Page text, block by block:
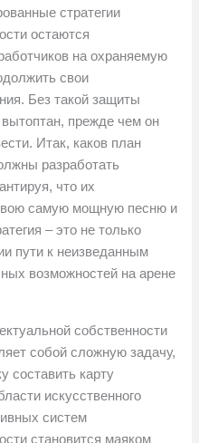
стратегии
остаются
на охраняемую
свои
Без такой защиты
прежде чем он
Итак, каков план
разработать
что их
самую мощную песню и
– это не только
пути к неизведанным
возможностей на арене
собственности
собой сложную задачу,
составить карту
искусственного
систем
становится маяком